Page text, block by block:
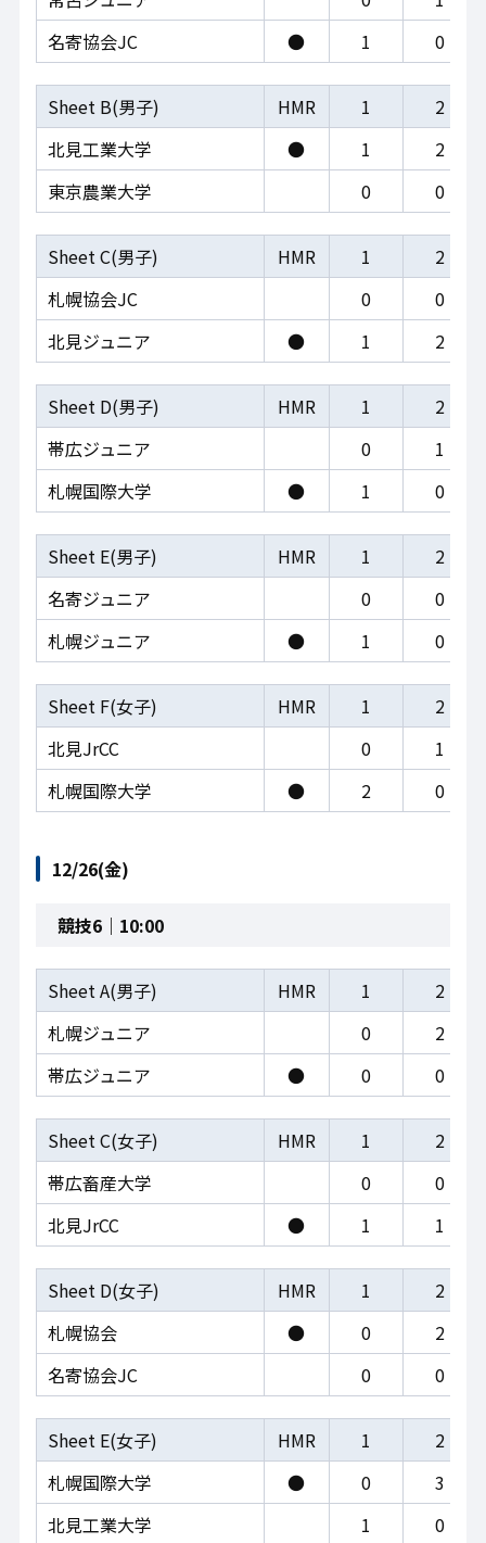
名寄協会JC
● 1 0
Sheet B(男子) HMR 1
2
北見工業大学
● 1
2
東京農業大学
0 0
Sheet C(男子) HMR 1
2
札幌協会JC
0
0
北見ジュニア
● 1 2
Sheet D(男子) HMR 1
2
帯広ジュニア
0
1
札幌国際大学
● 1 0
Sheet E(男子) HMR 1
2
名寄ジュニア
0
0
札幌ジュニア
● 1 0
Sheet F(女子) HMR 1
2
北見JrCC
0
1
札幌国際大学
● 2 0
12/26(金)
競技6｜10:00
Sheet A(男子) HMR 1
2
札幌ジュニア
0
2
帯広ジュニア
● 0 0
Sheet C(女子) HMR 1
2
帯広畜産大学
0
0
北見JrCC
● 1 1
Sheet D(女子) HMR 1
2
札幌協会
● 0
2
名寄協会JC
0 0
Sheet E(女子) HMR 1
2
札幌国際大学
● 0
3
北見工業大学
1 0